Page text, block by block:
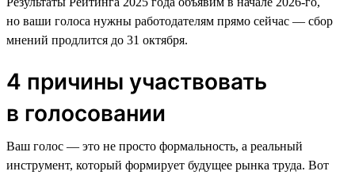
но ваши голоса нужны работодателям прямо сейчас — сбор
мнений продлится до 31 октября.
4 причины участвовать
в голосовании
Ваш голос — это не просто формальность, а реальный
инструмент, который формирует будущее рынка труда. Вот